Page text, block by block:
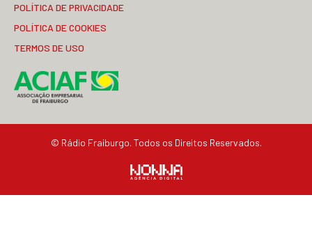
POLÍTICA DE PRIVACIDADE
POLÍTICA DE COOKIES
TERMOS DE USO
© Rádio Fraiburgo. Todos os Direitos Reservados.